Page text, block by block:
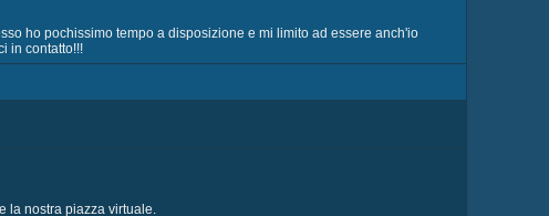
ho pochissimo tempo a disposizione e mi limito ad essere anch'io
in contatto!!!
la nostra piazza virtuale.